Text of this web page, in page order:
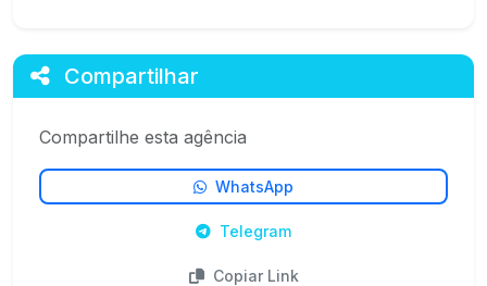
Compartilhar
Compartilhe esta agência
WhatsApp
Telegram
Copiar Link